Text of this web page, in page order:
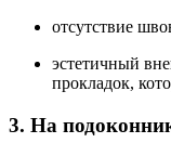
отсутствие
эстетичный
прокладок,
3. На